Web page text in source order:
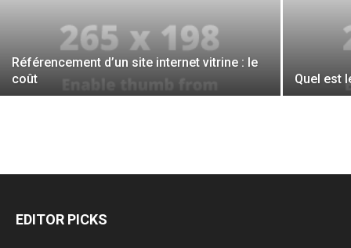
Référencement d’un site internet vitrine : le
coût
Quel est
EDITOR PICKS